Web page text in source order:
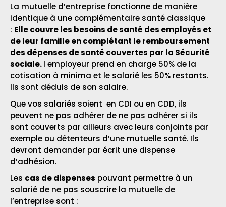
La mutuelle d’entreprise fonctionne de manière
identique à une complémentaire santé classique
: Elle couvre les besoins de santé des employés et
de leur famille en complétant le remboursement
des dépenses de santé couvertes par la Sécurité
sociale.l employeur prend en charge 50% de la
cotisation à minima et le salarié les 50% restants.
Ils sont déduis de son salaire.
Que vos salariés soient en CDI ou en CDD, ils
peuvent ne pas adhérer de ne pas adhérer si ils
sont couverts par ailleurs avec leurs conjoints par
exemple ou détenteurs d’une mutuelle santé. Ils
devront demander par écrit une dispense
d’adhésion.
Les cas de dispenses pouvant permettre à un
salarié de ne pas souscrire la mutuelle de
l’entreprise sont :